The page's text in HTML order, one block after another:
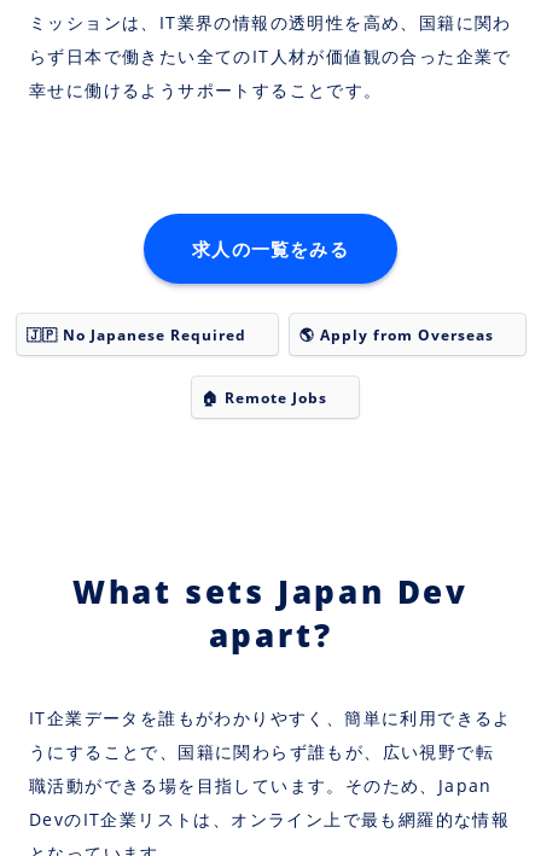
ミッションは、IT業界の情報の透明性を高め、国籍に関わ
らず日本で働きたい全てのIT人材が価値観の合った企業で
幸せに働けるようサポートすることです。
求人の一覧をみる
🇯🇵 No Japanese Required 🌎 Apply from Overseas
🏠 Remote Jobs
What sets Japan Dev
apart?
IT企業データを誰もがわかりやすく、簡単に利用できるよ
うにすることで、国籍に関わらず誰もが、広い視野で転
職活動ができる場を目指しています。そのため、Japan
DevのIT企業リストは、オンライン上で最も網羅的な情報